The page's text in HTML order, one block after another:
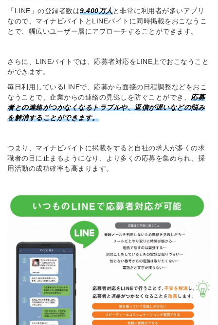
「LINE」の登録者数は9,400万人と非常に利用者が多いアプリ
なので、マイナビバイトとLINEバイトに同時掲載をおこなうこ
とで、幅広いユーザー層にアプローチすることができます。
さらに、LINEバイトでは、応募者対応をLINE上でおこなうこと
ができます。
毎日利用しているLINEで、応募から面接の日程調整などをおこ
なうことで、企業からの連絡の見逃しを防ぐことができ、 応募
者との連絡がつかなくなるトラブルや、返信が遅いなどの悩み
を解消することができます。
つまり、マイナビバイトに掲載をすると自社の求人が多くの求
職者の目に止まるようになり、より多くの応募を集められ、採
用活動の成功確率も高まります。